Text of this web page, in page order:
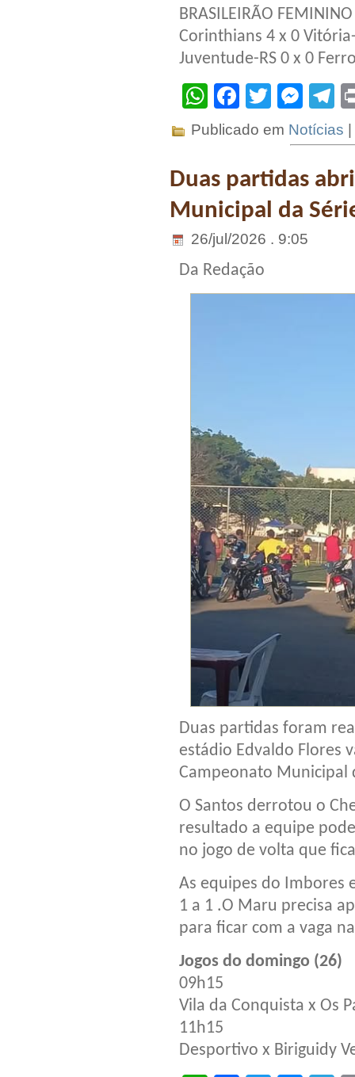
BRASILEIRÃO
Corinthians 4 x 0
Juventude-RS 0 x 0
WhatsApp
Facebook
Twitter
Publicado em Notícias |
Duas partidas
Municipal da
26/jul/2026 . 9:05
Da Redação
Duas partidas foram
estádio Edvaldo Flores
Campeonato Municipal
O Santos derrotou o
resultado a equipe
no jogo de volta que
As equipes do Imbores
1 a 1 .O Maru precisa
para ficar com a vaga
Jogos do domingo (26)
09h15
Vila da Conquista x Os
11h15
Desportivo x Biriguidy